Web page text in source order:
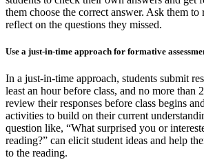
them choose the correct answer. Ask them to
reflect on the questions they missed.
Use a just-in-time approach for formative
In a just-in-time approach, students submit
least an hour before class, and no more than
review their responses before class begins
activities to build on their current
question like, “What surprised you or
reading?” can elicit student ideas and help
to the reading.